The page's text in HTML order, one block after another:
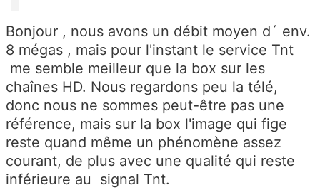
Bonjour , nous avons un débit moyen d´ env.
8 mégas , mais pour l'instant le service Tnt
me semble meilleur que la box sur les
chaînes HD. Nous regardons peu la télé,
donc nous ne sommes peut-être pas une
référence, mais sur la box l'image qui fige
reste quand même un phénomène assez
courant, de plus avec une qualité qui reste
inférieure au signal Tnt.